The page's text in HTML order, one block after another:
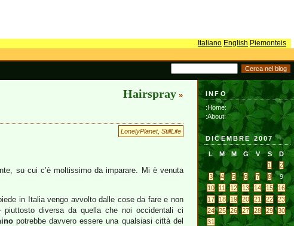
Italiano English Piemonteis
Hairspray »
LonelyPlanet, StillLife
su cui c’è moltissimo da imparare. Mi è venuta
in Italia vengo avvolto dalle cose da fare e non
diversa da quella che noi occidentali ci
potrebbe davvero essere una qualsiasi città del
INFO
:Home:
:About:
DICEMBRE 2007
L M M G V S
D
1
2
3
4 5 6 7 8
9
10
11 12 13 14 15
16
17
18 19 20 21 22
23
24
25 26 27 28 29
30
31